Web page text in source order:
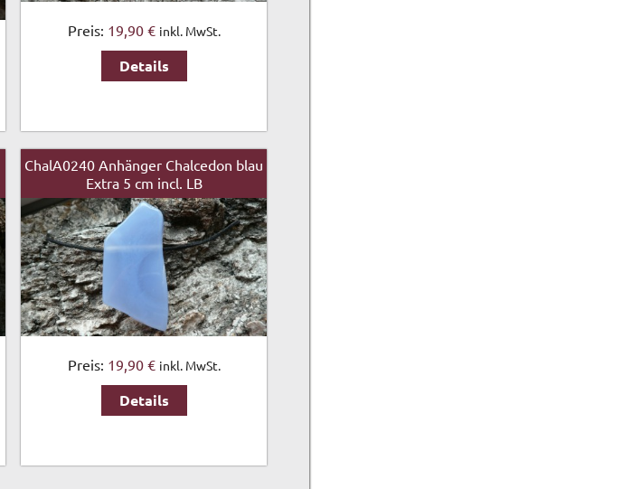
Preis: 19,90 € inkl. MwSt.
Details
ChalA0240 Anhänger Chalcedon blau
Extra 5 cm incl. LB
Preis: 19,90 € inkl. MwSt.
Details